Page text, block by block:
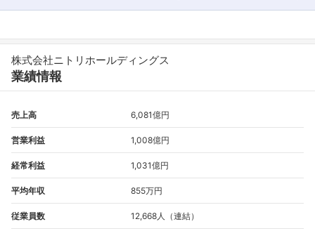
株式会社ニトリホールディングス
業績情報
売上高 6,081億円
営業利益 1,008億円
経常利益 1,031億円
平均年収 855万円
従業員数 12,668人（連結）